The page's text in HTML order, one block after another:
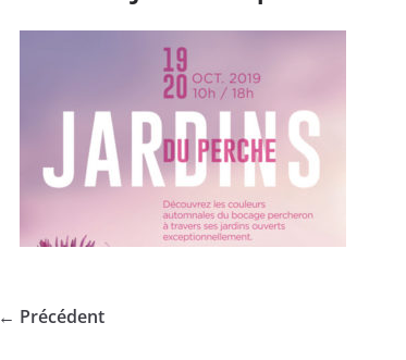
← Précédent